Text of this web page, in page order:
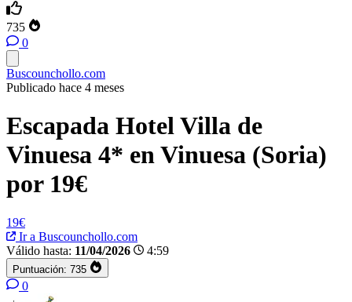
735
0
Buscounchollo.com
Publicado hace 4 meses
Escapada Hotel Villa de
Vinuesa 4* en Vinuesa (Soria)
por 19€
19€
Ir a Buscounchollo.com
Válido hasta: 11/04/2026 4:59
Puntuación: 735
0